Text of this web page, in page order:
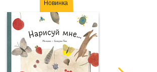
Новинка